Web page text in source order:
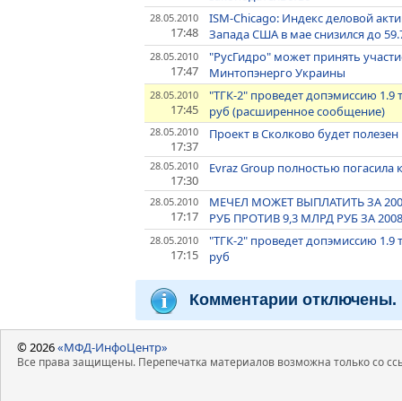
28.05.2010
17:48
ISM-Chicago: Индекс деловой
Запада США в мае снизился до
28.05.2010
17:47
"РусГидро" может принять
Минтопэнерго Украины
28.05.2010
17:45
"ТГК-2" проведет допэмиссию
руб (расширенное сообщение)
28.05.2010
17:37
Проект в Сколково будет
28.05.2010
17:30
Evraz Group полностью погасила
28.05.2010
17:17
МЕЧЕЛ МОЖЕТ ВЫПЛАТИТЬ ЗА
РУБ ПРОТИВ 9,3 МЛРД РУБ ЗА
28.05.2010
17:15
"ТГК-2" проведет допэмиссию
руб
Комментарии отключены.
© 2026«МФД-ИнфоЦентр»
Все права защищены. Перепечатка материалов возможна только со